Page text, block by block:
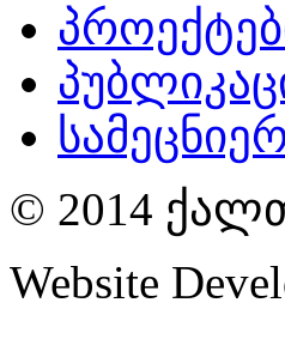
© 2014
Website